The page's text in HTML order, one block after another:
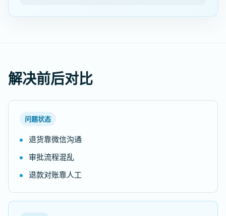
解决前后对比
问题状态
退货靠微信沟通
审批流程混乱
退款对账靠人工